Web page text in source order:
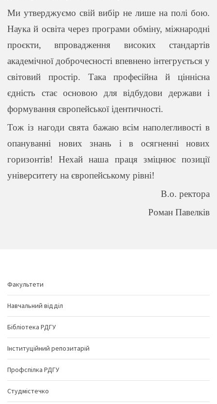
Ми утверджуємо свій вибір не лише на полі бою.
Наука й освіта через програми обміну, міжнародні
проєкти, впровадження високих стандартів
академічної доброчесності впевнено інтегрується у
світовий простір. Така професійна й ціннісна
єдність стає основою для відбудови держави і
формування європейської ідентичності.
Тож із нагоди свята бажаю всім наполегливості в
опануванні нових знань і в осягненні нових
горизонтів! Нехай наша праця зміцнює позиції
університету на європейському рівні!
В.о. ректора
Роман Павелків
Факультети
Навчальний відділ
Бібліотека РДГУ
Інституційний репозитарій
Профспілка РДГУ
Студмістечко